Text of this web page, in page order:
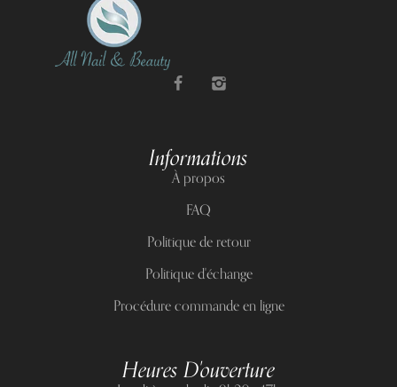
Informations
À propos
FAQ
Politique de retour
Politique d'échange
Procédure commande en ligne
Heures D'ouverture